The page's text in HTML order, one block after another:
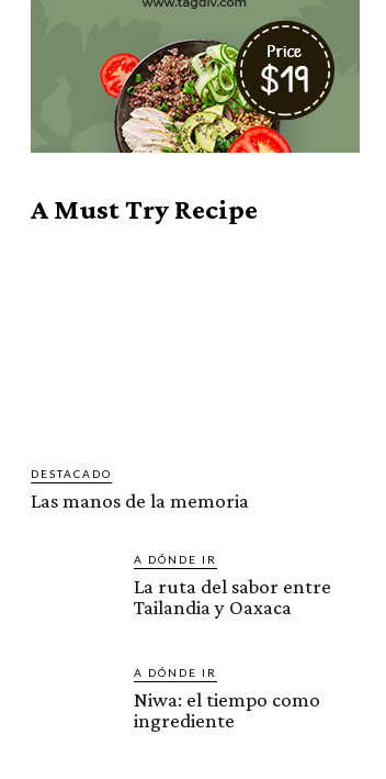
A Must Try Recipe
DESTACADO
Las manos de la memoria
A DÓNDE IR
La ruta del sabor entre
Tailandia y Oaxaca
A DÓNDE IR
Niwa: el tiempo como
ingrediente